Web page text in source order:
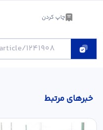
چاپ کردن
خبر‌های مرتبط